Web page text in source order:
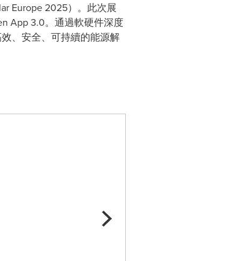
Europe 2025）。此次展
App 3.0。通過軟硬件深度
、安全、可持續的能源解